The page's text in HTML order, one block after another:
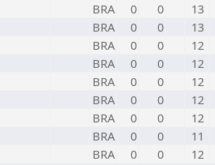
BRA 0 0 13
BRA 0 0 13
BRA 0 0 12
BRA 0 0 12
BRA 0 0 12
BRA 0 0 12
BRA 0 0 12
BRA 0 0 11
BRA 0 0 12